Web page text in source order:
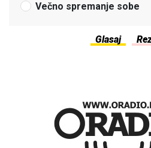
Večno spremanje sobe